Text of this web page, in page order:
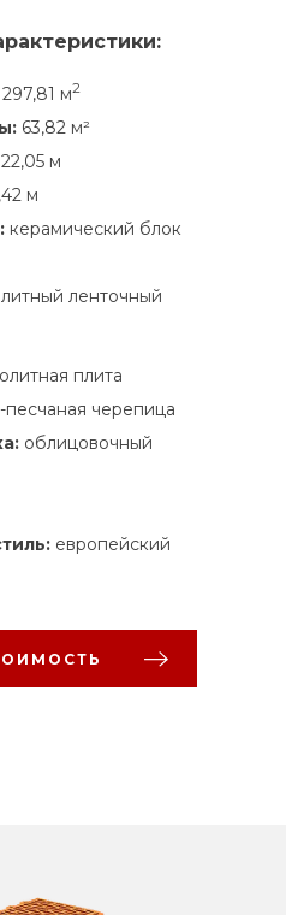
297,81 м2
63,82 м²
м
м
керамический блок
ленточный
плита
черепица
облицовочный
европейский